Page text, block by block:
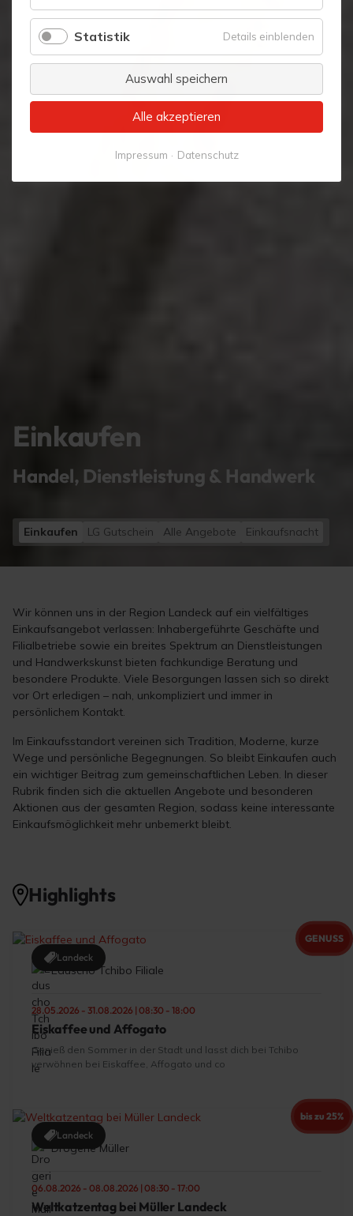
Einkaufen
Handel, Dienstleistung & Handwerk
Einkaufen LG Gutschein Alle Angebote Einkaufsnacht
Wir können uns in der Region Landeck auf ein vielfältiges
Einkaufsangebot verlassen: Inhabergeführte Geschäfte und
Filialbetriebe sowie ein breites Spektrum an Dienstleistungen
und Handwerkskunst bieten fachkundige Beratung und
besondere Produkte. Viele Besorgungen lassen sich so direkt
vor Ort erledigen – nah, unkompliziert und immer in
persönlichem Kontakt.
Im Einkaufsstandort vereinen sich Tradition, Moderne, kurze
Wege und persönliche Begegnungen. So bleibt Einkaufen auch
ein wichtiger Beitrag zum gemeinschaftlichen Leben. In dieser
Rubrik finden sich die aktuellen Angebote und besonderen
Aktionen aus der gesamten Region, sodass keine interessante
Einkaufsmöglichkeit mehr unbemerkt bleibt.
Highlights
Eduscho Tchibo Filiale
28.05.2026 - 31.08.2026 | 08:30 - 18:00
Eiskaffee und Affogato
Genieß den Sommer in der Stadt und lasst dich bei Tchibo
verwöhnen bei Eiskaffee, Affogato und co
Landeck
GENUSS
Drogerie Müller
06.08.2026 - 08.08.2026 | 08:30 - 17:00
Weltkatzentag bei Müller Landeck
Landeck
bis zu 25%
Komfort
Statistik Details einblenden
Statistik
Auswahl speichern
Alle akzeptieren
Impressum Datenschutz